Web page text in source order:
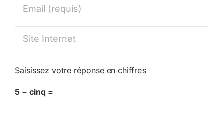
Saisissez votre réponse en chiffres
5 − cinq =